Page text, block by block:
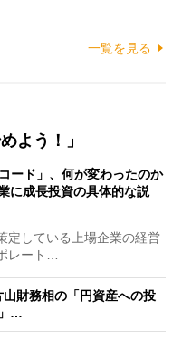
一覧を見る
よう！」
ード」、何が変わったのか
成長投資の具体的な説
している上場企業の経営
レート…
山財務相の「円資産への投
…